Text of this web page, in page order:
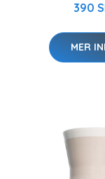
390
MER